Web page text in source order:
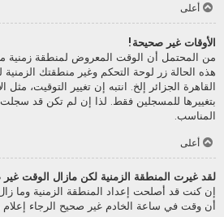
أعلى
الأوقات غير صحيحة!
من المحتمل أن الوقت المعروض لمنطقة زمنية
هذه الحالة زر لوحة التحكم وغير منطقتك
القاهرة الجزائر إلخ. انتبه إن تغيير التوقيت،
بتغييرها للمسجلين فقط. لذا إن لم تكن قد
المناسب.
أعلى
لقد غيرت المنطقة الزمنية لكن مازال الوقت
إن كنت قد أصلحت إعداد المنطقة الزمنية وما
أن وقت في ساعة الخادم غير صحيح الرجاء إعلام